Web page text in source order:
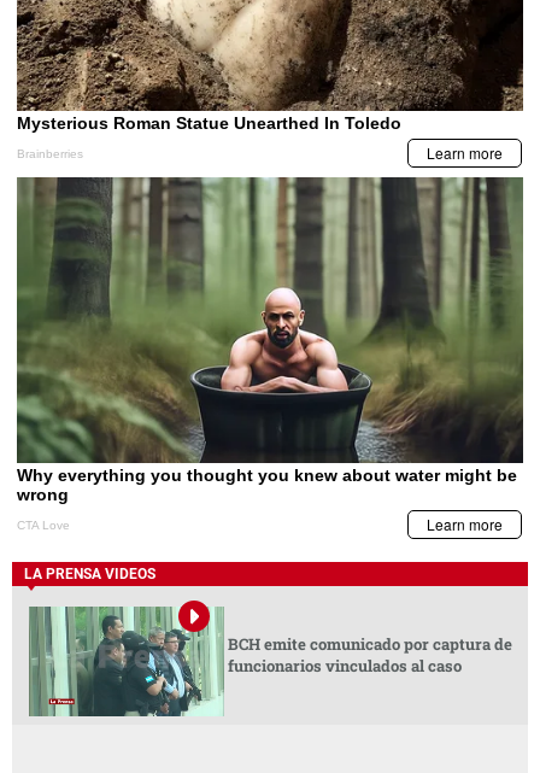
LA PRENSA VIDEOS
BCH emite comunicado por captura de
funcionarios vinculados al caso